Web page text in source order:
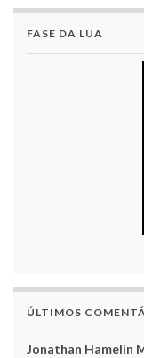
FASE DA LUA
ÚLTIMOS
Jonathan Hamelin